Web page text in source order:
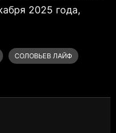
2025 года,
СОЛОВЬЕВ ЛАЙФ